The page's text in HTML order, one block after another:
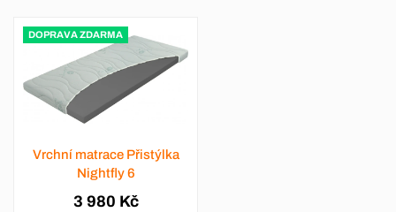
DOPRAVA ZDARMA
Vrchní matrace Přistýlka
Nightfly 6
3 980 Kč